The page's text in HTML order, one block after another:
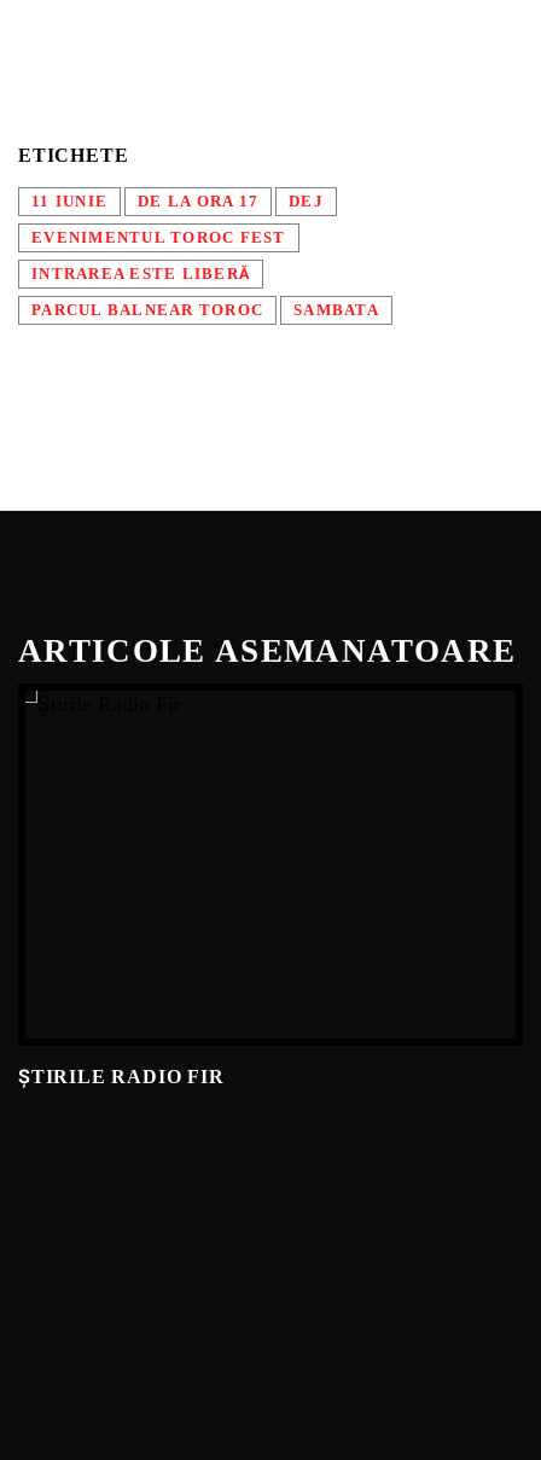
ETICHETE
11 IUNIE DE LA ORA 17 DEJ
EVENIMENTUL TOROC FEST
INTRAREA ESTE LIBERĂ
PARCUL BALNEAR TOROC SAMBATA
ARTICOLE ASEMANATOARE
ȘTIRILE RADIO FIR